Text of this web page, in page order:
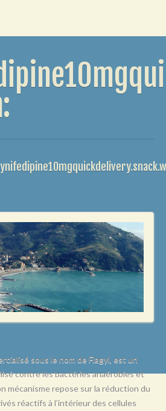
sous le nom de Flagyl, est un
contre les bactéries anaérobies et
mécanisme repose sur la réduction du
réactifs à l’intérieur des cellules